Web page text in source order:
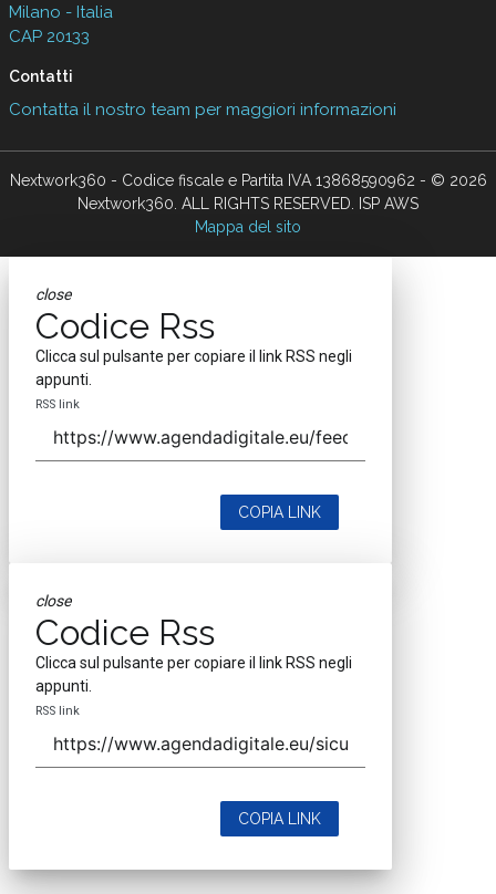
Milano - Italia
CAP 20133
Contatti
Contatta il nostro team per maggiori informazioni
Nextwork360 - Codice fiscale e Partita IVA 13868590962 - © 2026
Nextwork360. ALL RIGHTS RESERVED. ISP AWS
Mappa del sito
close
Codice Rss
Clicca sul pulsante per copiare il link RSS negli
appunti.
RSS link
COPIA LINK
close
Codice Rss
Clicca sul pulsante per copiare il link RSS negli
appunti.
RSS link
COPIA LINK